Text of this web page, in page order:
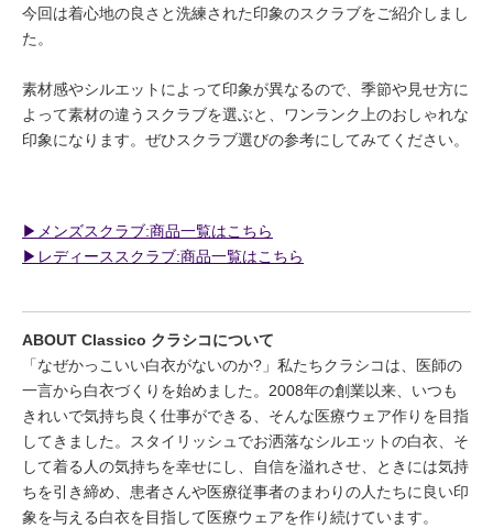
今回は着心地の良さと洗練された印象のスクラブをご紹介しまし
た。
素材感やシルエットによって印象が異なるので、季節や見せ方に
よって素材の違うスクラブを選ぶと、ワンランク上のおしゃれな
印象になります。ぜひスクラブ選びの参考にしてみてください。
▶︎メンズスクラブ:商品一覧はこちら
▶︎レディーススクラブ:商品一覧はこちら
ABOUT Classico クラシコについて
「なぜかっこいい白衣がないのか?」私たちクラシコは、医師の
一言から白衣づくりを始めました。2008年の創業以来、いつも
きれいで気持ち良く仕事ができる、そんな医療ウェア作りを目指
してきました。スタイリッシュでお洒落なシルエットの白衣、そ
して着る人の気持ちを幸せにし、自信を溢れさせ、ときには気持
ちを引き締め、患者さんや医療従事者のまわりの人たちに良い印
象を与える白衣を目指して医療ウェアを作り続けています。